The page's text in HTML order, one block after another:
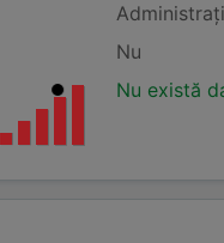
Nu
Nu există